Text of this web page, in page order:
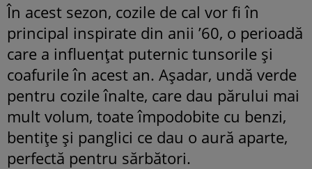
În acest sezon, cozile de cal vor fi în
principal inspirate din anii ’60, o perioadă
care a influențat puternic tunsorile și
coafurile în acest an. Așadar, undă verde
pentru cozile înalte, care dau părului mai
mult volum, toate împodobite cu benzi,
bentițe și panglici ce dau o aură aparte,
perfectă pentru sărbători.